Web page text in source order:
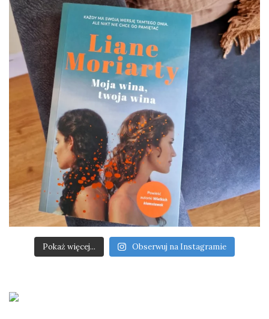
Pokaż więcej... Obserwuj na Instagramie